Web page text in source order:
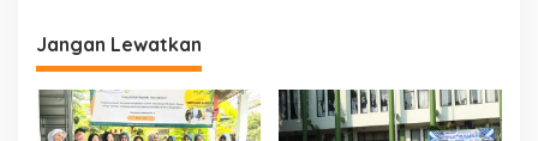
Jangan Lewatkan